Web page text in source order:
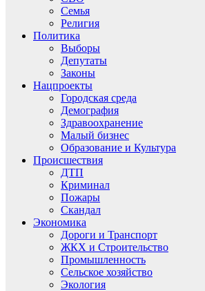
Семья
Религия
Политика
Выборы
Депутаты
Законы
Нацпроекты
Городская среда
Демография
Здравоохранение
Малый бизнес
Образование и Культура
Происшествия
ДТП
Криминал
Пожары
Скандал
Экономика
Дороги и Транспорт
ЖКХ и Строительство
Промышленность
Сельское хозяйство
Экология